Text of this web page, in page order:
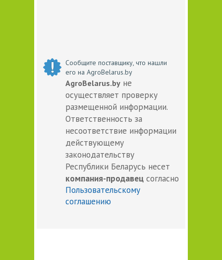
Сообщите поставщику, что нашли
его на AgroBelarus.by
AgroBelarus.by не
осуществляет проверку
размещенной информации.
Ответственность за
несоответствие информации
действующему
законодательству
Республики Беларусь несет
компания-продавец согласно
Пользовательскому
соглашению